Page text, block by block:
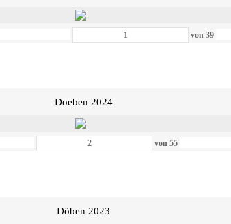
von39
Doeben 2024
von55
Döben 2023